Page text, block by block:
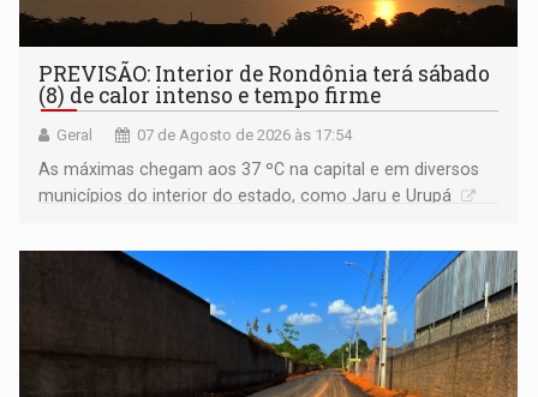
PREVISÃO: Interior de Rondônia terá sábado
(8) de calor intenso e tempo firme
Geral 07 de Agosto de 2026 às 17:54
As máximas chegam aos 37 ºC na capital e em diversos
municípios do interior do estado, como Jaru e Urupá